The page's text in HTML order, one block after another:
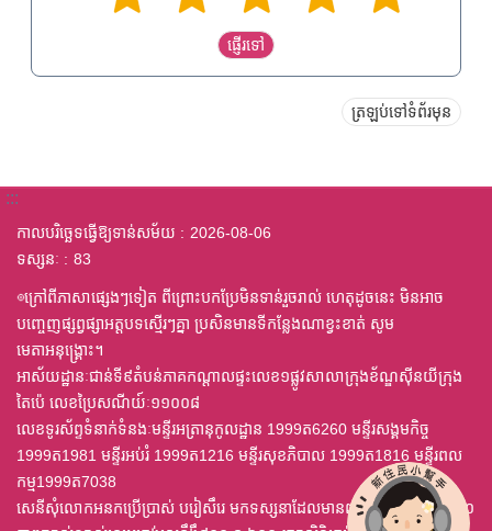
ត្រឡប់ទៅទំព័រមុន
:::
កាលបរិច្ឆេទធ្វើឱ្យទាន់សម័យ
2026-08-06
ទស្សនៈ
83
◎ក្រៅពីភាសាផ្សេងៗទៀត ពីព្រោះបកប្រែមិនទាន់រួចរាល់ ហេតុដូចនេះ មិនអាច
បញ្ចេញផ្សព្វផ្សាអត្តបទស្មើរៗគ្នា ប្រសិនមានទីកន្លែងណាខ្វះខាត់ សូម
មេតាអនុង្គ្រោះ។
អាស័យដ្ឋានៈជាន់ទី៩តំបន់ភាគកណ្តាលផ្ទះលេខ១ផ្លូវសាលាក្រុងខ័ណ្ឌស៊ីនយីក្រុង
តៃប៉េ លេខប្រៃសណីយ៍ៈ១១០០៨
លេខទូរស័ព្ទទំនាក់ទំនងៈមន្ទីរអត្រានុកូលដ្ឋាន 1999ត6260 មន្ទីរសង្គមកិច្ច
1999ត1981 មន្ទីរអប់រំ 1999ត1216 មន្ទីរសុខភិបាល 1999ត1816 មន្ទីរពល
កម្ម1999ត7038
សេនីសុំលោកអនកប្រើប្រាស់ បរៀសឹរេ មកទស្សនាដែលមានពុម្ព ឈុតឦលើស ៤,០